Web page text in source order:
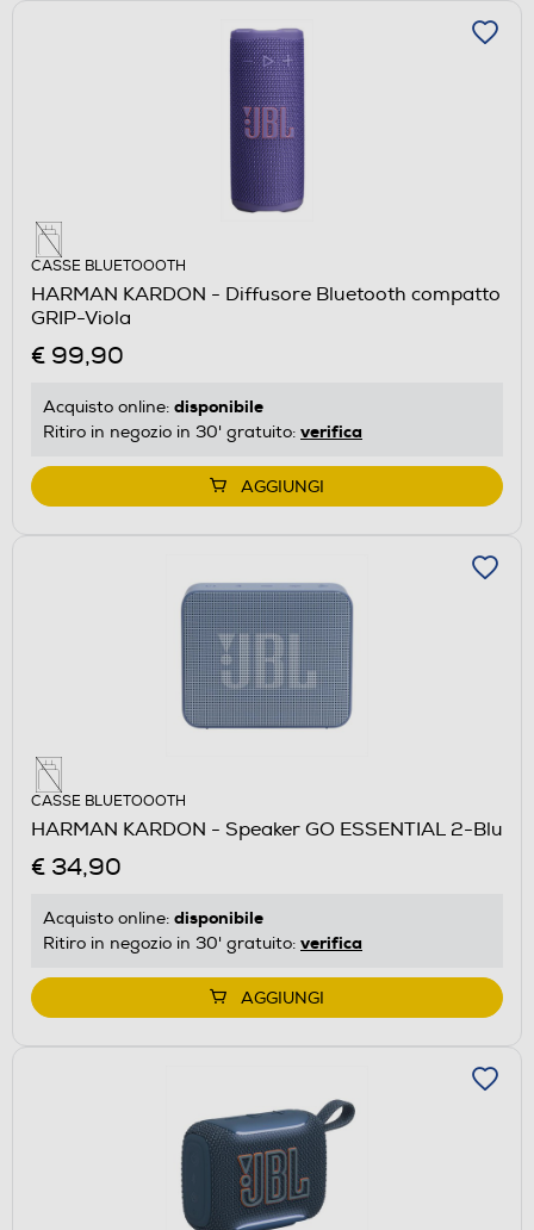
CASSE BLUETOOOTH
HARMAN KARDON - Diffusore Bluetooth compatto
GRIP-Viola
€ 99,90
Acquisto online: disponibile
Ritiro in negozio in 30' gratuito: verifica
AGGIUNGI
CASSE BLUETOOOTH
HARMAN KARDON - Speaker GO ESSENTIAL 2-Blu
€ 34,90
Acquisto online: disponibile
Ritiro in negozio in 30' gratuito: verifica
AGGIUNGI